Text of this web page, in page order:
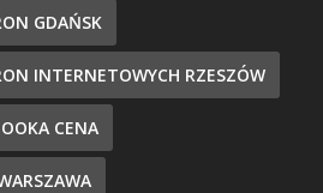
GDAŃSK
INTERNETOWYCH RZESZÓW
CENA